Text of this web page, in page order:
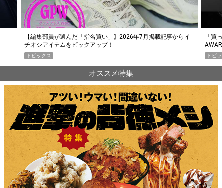
「買って損なし」の極上スマホ5選【GoodsPress 2026上半期
AWARD】
トピックス
薄着
PR
オススメ特集